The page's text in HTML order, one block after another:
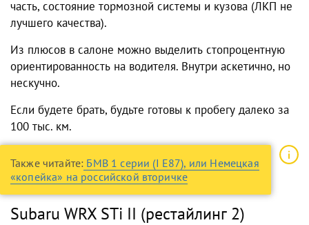
часть, состояние тормозной системы и кузова (ЛКП не
лучшего качества).
Из плюсов в салоне можно выделить стопроцентную
ориентированность на водителя. Внутри аскетично, но
нескучно.
Если будете брать, будьте готовы к пробегу далеко за
100 тыс. км.
Также читайте: БМВ 1 серии (I E87), или Немецкая
«копейка» на российской вторичке
Subaru WRX STi II (рестайлинг 2)